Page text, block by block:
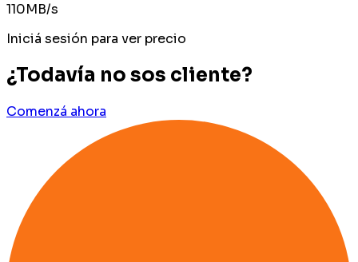
110MB/s
Iniciá sesión para ver precio
¿Todavía no sos cliente?
Comenzá ahora